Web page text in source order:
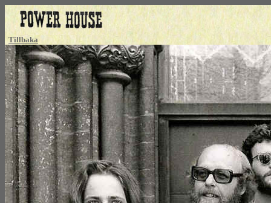
Tillbaka